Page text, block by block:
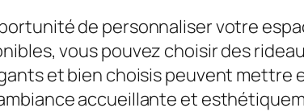
de personnaliser votre
vous pouvez choisir des
et bien choisis peuvent
accueillante et